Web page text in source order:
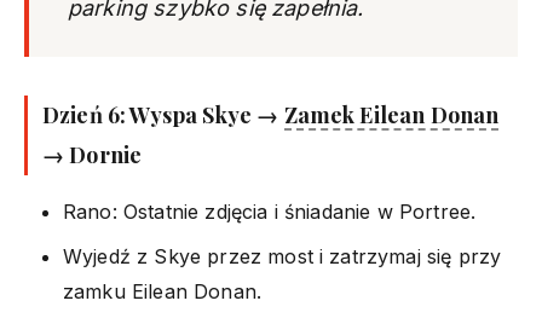
parking szybko się zapełnia.
Dzień 6: Wyspa Skye → Zamek Eilean Donan
→ Dornie
Rano: Ostatnie zdjęcia i śniadanie w Portree.
Wyjedź z Skye przez most i zatrzymaj się przy
zamku Eilean Donan.